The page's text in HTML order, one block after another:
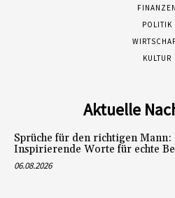
FINANZEN
POLITIK
KULTUR
Aktuelle
Sprüche für den richtigen Mann:
Inspirierende Worte für echte
06.08.2026